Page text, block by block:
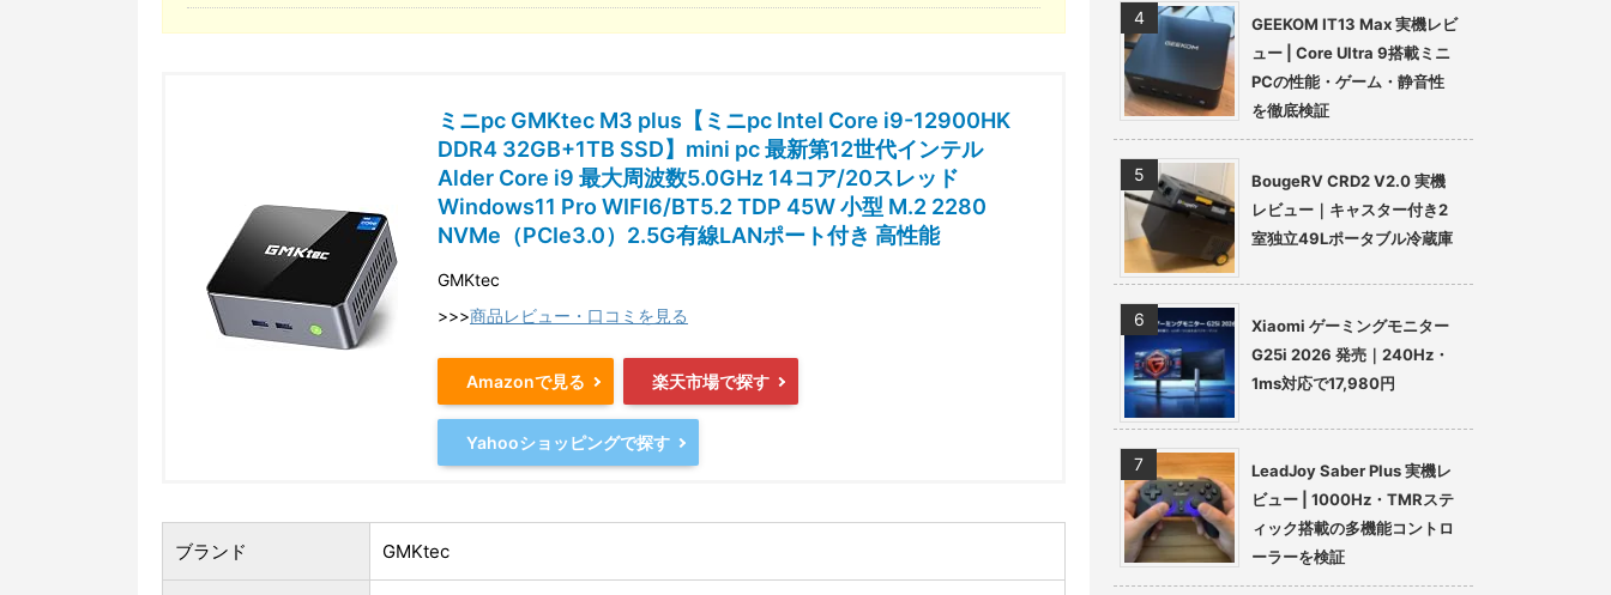
ミニpc GMKtec M3 plus【ミニpc Intel Core i9-12900HK
DDR4 32GB+1TB SSD】mini pc 最新第12世代インテル
Alder Core i9 最大周波数5.0GHz 14コア/20スレッド
Windows11 Pro WIFI6/BT5.2 TDP 45W 小型 M.2 2280
NVMe（PCIe3.0）2.5G有線LANポート付き 高性能
GMKtec
>>>商品レビュー・口コミを見る
Amazonで見る 楽天市場で探す
Yahooショッピングで探す
ブランド GMKtec
GEEKOM IT13 Max 実機レビ
ュー | Core Ultra 9搭載ミニ
PCの性能・ゲーム・静音性
を徹底検証
BougeRV CRD2 V2.0 実機
レビュー｜キャスター付き2
室独立49Lポータブル冷蔵庫
Xiaomi ゲーミングモニター
G25i 2026 発売｜240Hz・
1ms対応で17,980円
LeadJoy Saber Plus 実機レ
ビュー | 1000Hz・TMRステ
ィック搭載の多機能コントロ
ーラーを検証